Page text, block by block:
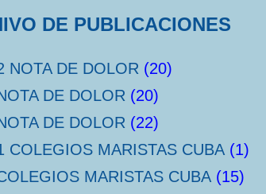
DE PUBLICACIONES
NOTA DE DOLOR (20)
DE DOLOR (20)
DE DOLOR (22)
COLEGIOS MARISTAS CUBA (1)
MARISTAS CUBA (15)